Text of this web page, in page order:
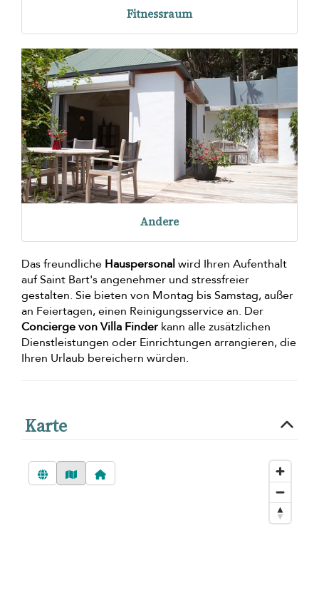
Fitnessraum
Andere
Das freundliche Hauspersonalwird Ihren Aufenthalt
auf Saint Bart's angenehmer und stressfreier
gestalten. Sie bieten von Montag bis Samstag, außer
an Feiertagen, einen Reinigungsservice an. Der
Concierge von Villa Finder kann alle zusätzlichen
Dienstleistungen oder Einrichtungen arrangieren, die
Ihren Urlaub bereichern würden.
Karte